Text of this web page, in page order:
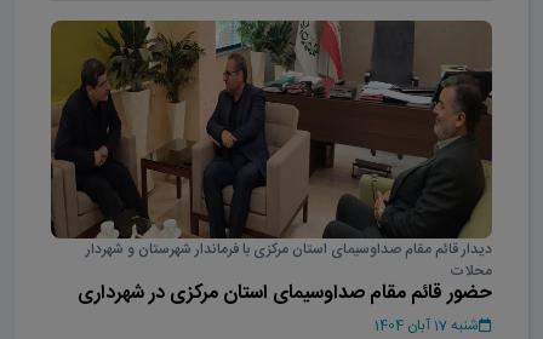
دیدار قائم مقام صداوسیمای استان مرکزی با فرماندار شهرستان و شهردار
محلات
حضور قائم مقام صداوسیمای استان مرکزی در شهرداری
محلات
شنبه 17 آبان 1404